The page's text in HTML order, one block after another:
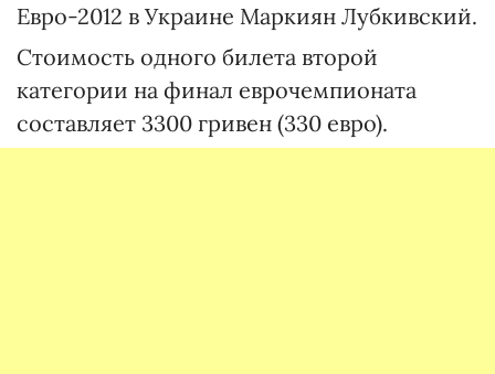
Евро-2012 в Украине Маркиян Лубкивский.
Стоимость одного билета второй
категории на финал еврочемпионата
составляет 3300 гривен (330 евро).